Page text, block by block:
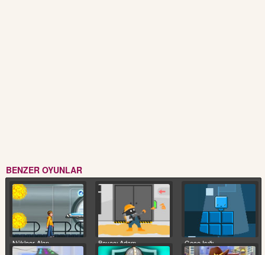
BENZER OYUNLAR
Nükleer Alan Boyacı Adam Gece Işığı